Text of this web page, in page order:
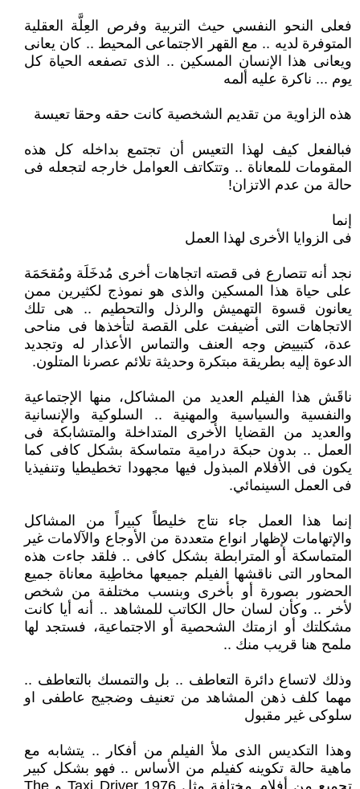
فعلى النحو النفسي حيث التربية وفرص العِلَّة العقلية
المتوفرة لديه .. مع القهر الاجتماعى المحيط .. كان يعانى
ويعانى هذا الإنسان المسكين .. الذى تصفعه الحياة كل
يوم ... ناكرة عليه ألمه
هذه الزاوية من تقديم الشخصية كانت حقه وحقا تعيسة
فبالفعل كيف لهذا التعيس أن تجتمع بداخله كل هذه
المقومات للمعاناة .. وتتكاتف العوامل خارجه لتجعله فى
حالة من عدم الاتزان!
إنما
فى الزوايا الأخرى لهذا العمل
نجد أنه تتصارع فى قصته اتجاهات أخرى مُدخَلَة ومُقحَمَة
على حياة هذا المسكين والذى هو نموذج لكثيرين ممن
يعانون قسوة التهميش والرذل والتحطيم .. هى تلك
الاتجاهات التى أضيفت على القصة لتأخذها فى مناحى
عدة، كتبييض وجه العنف والتماس الأعذار له وتجديد
الدعوة إليه بطريقة مبتكرة وحديثة تلائم عصرنا المتلون.
ناقَش هذا الفيلم العديد من المشاكل، منها الإجتماعية
والنفسية والسياسية والمهنية .. السلوكية والإنسانية
والعديد من القضايا الأخرى المتداخلة والمتشابكة فى
العمل .. بدون حبكة درامية متماسكة بشكل كافى كما
يكون فى الأفلام المبذول فيها مجهودا تخطيطيا وتنفيذيا
فى العمل السينمائي.
إنما هذا العمل جاء نتاج خليطاً كبيراً من المشاكل
والإتهامات لإظهار انواع متعددة من الأوجاع والآلامات غير
المتماسكة أو المترابطة بشكل كافى .. فلقد جاءت هذه
المحاور التى ناقشها الفيلم جميعها مخاطِبة معاناة جميع
الحضور بصورة أو بأخرى وبنسب مختلفة من شخص
لأخر .. وكأن لسان حال الكاتب للمشاهد .. أنه أيا كانت
مشكلتك أو ازمتك الشحصية أو الاجتماعية، فستجد لها
ملمح هنا قريب منك ..
وذلك لاتساع دائرة التعاطف .. بل والتمسك بالتعاطف ..
مهما كلف ذهن المشاهد من تعنيف وضجيج عاطفى او
سلوكى غير مقبول
وهذا التكديس الذى ملأ الفيلم من أفكار .. يتشابه مع
ماهية حالة تكوينه كفيلم من الأساس .. فهو بشكل كبير